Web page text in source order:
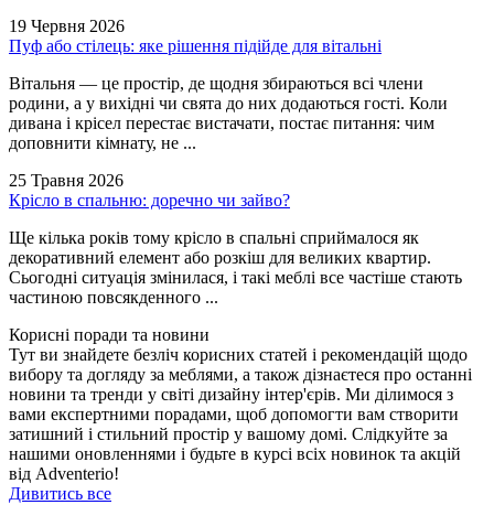
19 Червня 2026
Пуф або стілець: яке рішення підійде для вітальні
Вітальня — це простір, де щодня збираються всі члени
родини, а у вихідні чи свята до них додаються гості. Коли
дивана і крісел перестає вистачати, постає питання: чим
доповнити кімнату, не ...
25 Травня 2026
Крісло в спальню: доречно чи зайво?
Ще кілька років тому крісло в спальні сприймалося як
декоративний елемент або розкіш для великих квартир.
Сьогодні ситуація змінилася, і такі меблі все частіше стають
частиною повсякденного ...
Корисні поради та новини
Тут ви знайдете безліч корисних статей і рекомендацій щодо
вибору та догляду за меблями, а також дізнаєтеся про останні
новини та тренди у світі дизайну інтер'єрів. Ми ділимося з
вами експертними порадами, щоб допомогти вам створити
затишний і стильний простір у вашому домі. Слідкуйте за
нашими оновленнями і будьте в курсі всіх новинок та акцій
від Adventerio!
Дивитись все